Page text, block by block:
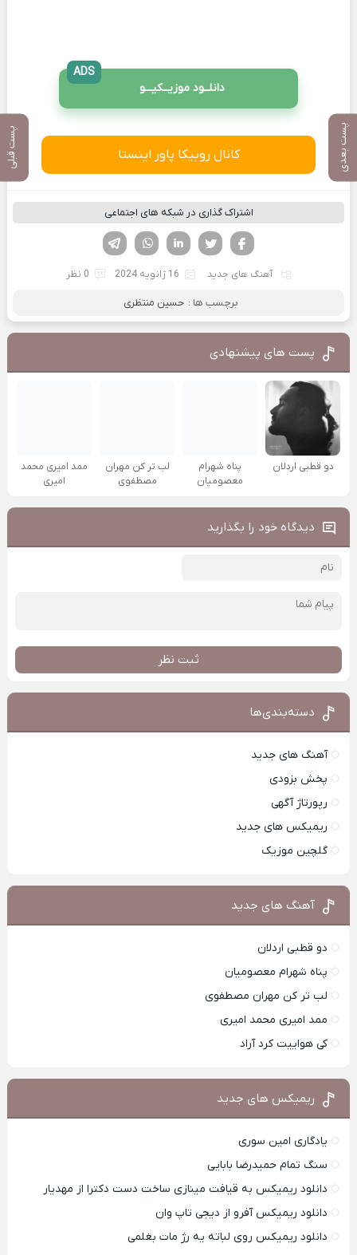
پست بعدی پست قبلی
دانلــود موزیــکیـــو
ADS
کانال روبیکا پاور اینستا
اشتراک گذاری در شبکه های اجتماعی
لینکدین تویتر
فیسوک
آهنگ های جدید 16 ژانویه 2024 0 نظر
برچسب ها : حسین منتظری
پست های پیشنهادی
دو قطبی اردلان
پناه شهرام
معصومیان
لب تر کن مهران
مصطفوی
ممد امیری محمد
امیری
دیدگاه خود را بگذارید
ثبت نظر
دسته‌بندی‌ها
آهنگ های جدید
پخش بزودی
رپورتاژ آگهی
ریمیکس های جدید
گلچین موزیک
آهنگ های جدید
دو قطبی اردلان
پناه شهرام معصومیان
لب تر کن مهران مصطفوی
ممد امیری محمد امیری
کی هواییت کرد آراد
ریمیکس های جدید
یادگاری امین سوری
سنگ تمام حمیدرضا بابایی
دانلود ریمیکس به قیافت مینازی ساخت دست دکترا از مهدیار
دانلود ریمیکس آفرو از ديجی تاپ وان
دانلود ریمیکس روی لباته یه رژ مات بغلمی